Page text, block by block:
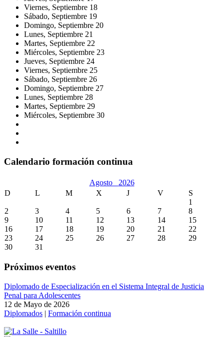
Viernes, Septiembre 18
Sábado, Septiembre 19
Domingo, Septiembre 20
Lunes, Septiembre 21
Martes, Septiembre 22
Miércoles, Septiembre 23
Jueves, Septiembre 24
Viernes, Septiembre 25
Sábado, Septiembre 26
Domingo, Septiembre 27
Lunes, Septiembre 28
Martes, Septiembre 29
Miércoles, Septiembre 30
Calendario formación continua
Agosto 2026
D
L M X J V
S
1
2
3 4 5 6 7
8
9
10 11 12 13 14
15
16
17 18 19 20 21
22
23
24 25 26 27 28
29
30
31
Próximos eventos
Diplomado de Especialización en el Sistema Integral de Justicia
Penal para Adolescentes
12 de Mayo de 2026
Diplomados | Formación continua